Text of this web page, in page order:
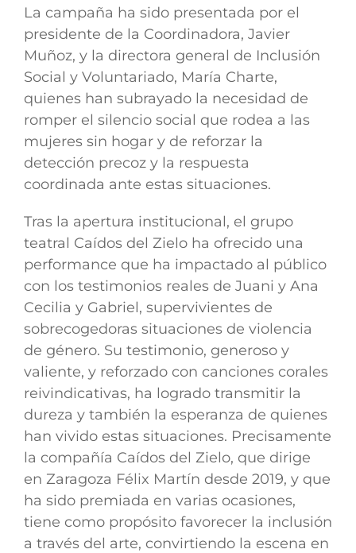
La campaña ha sido presentada por el
presidente de la Coordinadora, Javier
Muñoz, y la directora general de Inclusión
Social y Voluntariado, María Charte,
quienes han subrayado la necesidad de
romper el silencio social que rodea a las
mujeres sin hogar y de reforzar la
detección precoz y la respuesta
coordinada ante estas situaciones.
Tras la apertura institucional, el grupo
teatral Caídos del Zielo ha ofrecido una
performance que ha impactado al público
con los testimonios reales de Juani y Ana
Cecilia y Gabriel, supervivientes de
sobrecogedoras situaciones de violencia
de género. Su testimonio, generoso y
valiente, y reforzado con canciones corales
reivindicativas, ha logrado transmitir la
dureza y también la esperanza de quienes
han vivido estas situaciones. Precisamente
la compañía Caídos del Zielo, que dirige
en Zaragoza Félix Martín desde 2019, y que
ha sido premiada en varias ocasiones,
tiene como propósito favorecer la inclusión
a través del arte, convirtiendo la escena en